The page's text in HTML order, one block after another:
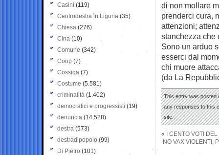
di non mollare
prenderci cura,
attenzioni;
stanchezza che
Sono un arduo
esserci dal
chi muore
(da La
This entry was posted
any responses to this
site.
«
I CENTO VOTI
NO VAX VIOLENTI,
Casini (119)
Centrodestra in Liguria (35)
Chiesa (276)
Cina (10)
Comune (342)
Coop (7)
Cossiga (7)
Costume (5.581)
criminalità (1.402)
democratici e progressisti (19)
denuncia (14.528)
destra (573)
destradipopolo (99)
Di Pietro (101)